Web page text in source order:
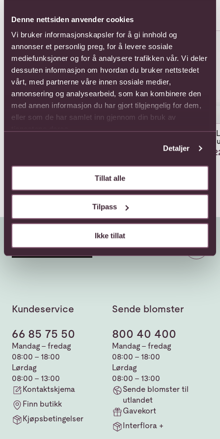
Denne nettsiden anvender cookies
Vi bruker informasjonskapsler for å gi innhold og
annonser et personlig preg, for å levere sosiale
mediefunksjoner og for å analysere trafikken vår. Vi deler
dessuten informasjon om hvordan du bruker nettstedet
vårt, med partnerne våre innen sosiale medier,
annonsering og analysearbeid, som kan kombinere den
med annen informasjon du har gjort tilgjengelig for dem,
eller som de har samlet inn gjennom din bruk av
Detaljer
Tillat alle
Tilpass
Ikke tillat
Se mer om 12 Long Stem Pink Rose Bouquet
12 Long Stem Pink Rose
Se mer om 12 Long Stem Red
12 Long Stem Red Rose
12
Kundeservice
66 85 75 50
Mandag - fredag
08:00 - 18:00
Lørdag
08:00 - 13:00
Kontaktskjema
Finn butikk
Kjøpsbetingelser
Sende blomster
800 40 400
Mandag - fredag
08:00 - 18:00
Lørdag
08:00 - 13:00
Sende blomster til
utlandet
Gavekort
Interflora +